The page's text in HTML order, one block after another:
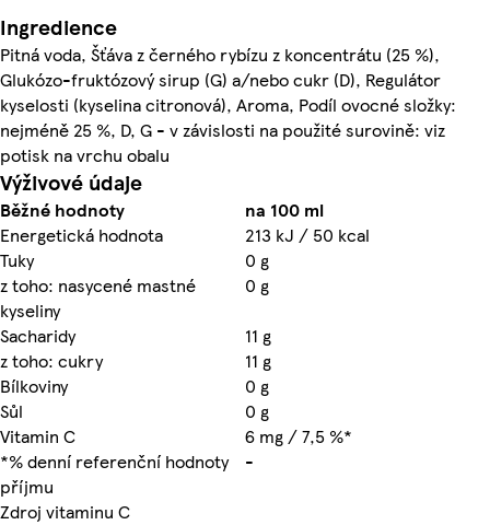
Ingredience
Pitná voda, Šťáva z černého rybízu z koncentrátu (25 %),
Glukózo-fruktózový sirup (G) a/nebo cukr (D), Regulátor
kyselosti (kyselina citronová), Aroma, Podíl ovocné složky:
nejméně 25 %, D, G - v závislosti na použité surovině: viz
potisk na vrchu obalu
Výživové údaje
Běžné hodnoty
na 100 ml
Energetická hodnota
213 kJ / 50 kcal
Tuky
0 g
z toho: nasycené mastné
kyseliny
0 g
Sacharidy
11 g
z toho: cukry
11 g
Bílkoviny
0 g
Sůl
0 g
Vitamin C
6 mg / 7,5 %*
*% denní referenční hodnoty
příjmu
-
Zdroj vitaminu C